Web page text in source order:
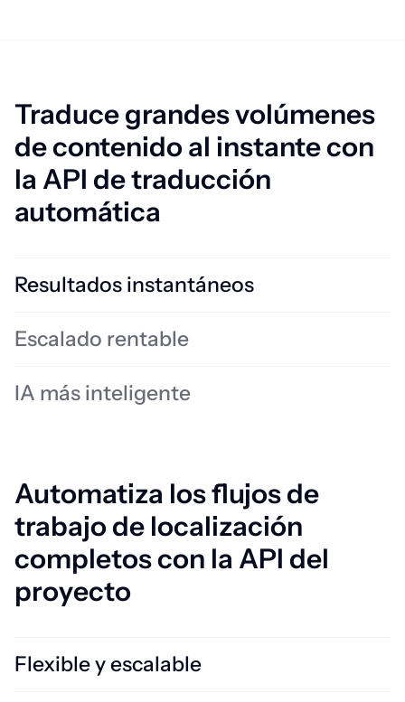
Traduce grandes volúmenes
de contenido al instante con
la API de traducción
automática
Resultados instantáneos
perfecto para contenido muy cambiante y toma de decisiones
Guías prácticas
Escalado rentable
IA más inteligente
Automatiza los flujos de
trabajo de localización
completos con la API del
proyecto
Flexible y escalable